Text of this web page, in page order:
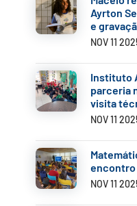
Ayrton
e
NOV 11
Instituto
parceria
visita
NOV 11
encontro
NOV 11